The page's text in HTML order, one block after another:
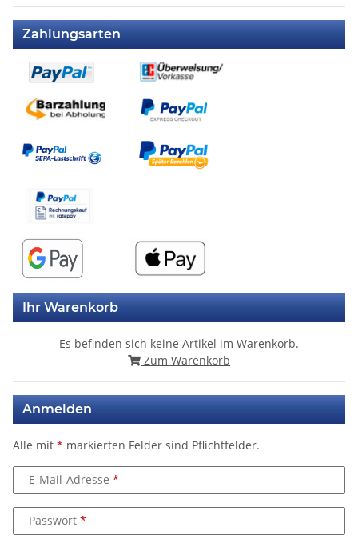
Zahlungsarten
Ihr Warenkorb
Es befinden sich keine Artikel im Warenkorb.
Zum Warenkorb
Anmelden
Alle mit * markierten Felder sind Pflichtfelder.
E-Mail-Adresse
Passwort